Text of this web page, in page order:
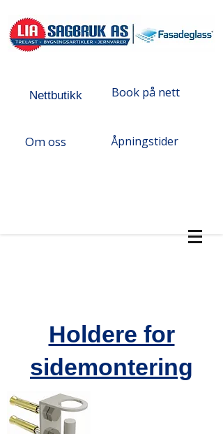
Nettbutikk Book på nett
Om oss Åpningstider
Holdere for
sidemontering